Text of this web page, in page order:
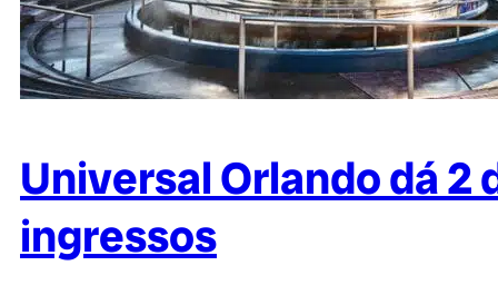
Universal Orlando dá 2
ingressos